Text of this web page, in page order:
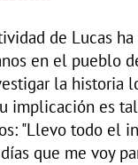
de Lucas
en el pueblo
la historia
implicación es
"Llevo todo el
que me voy